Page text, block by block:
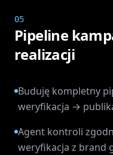
05
Pipeline
realizacji
Buduję kompletny
weryfikacja →
Agent kontroli
weryfikacja z brand